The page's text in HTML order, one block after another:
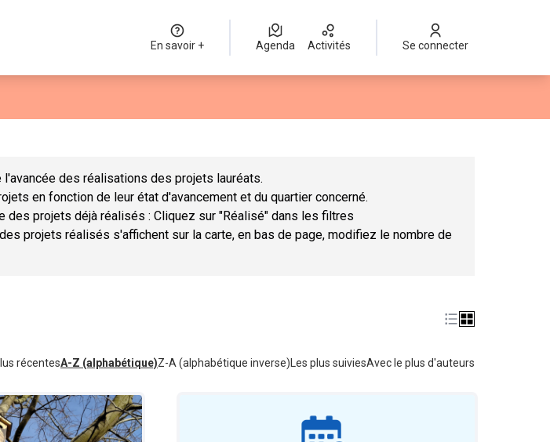
En savoir + Agenda Activités Se connecter
des réalisations des projets lauréats.
en fonction de leur état d'avancement et du quartier concerné.
des projets déjà réalisés : Cliquez sur "Réalisé" dans les filtres
projets réalisés s'affichent sur la carte, en bas de page, modifiez le nombre de
récentesA-Z (alphabétique)Z-A (alphabétique inverse) Les plus suiviesAvec le plus d'auteurs